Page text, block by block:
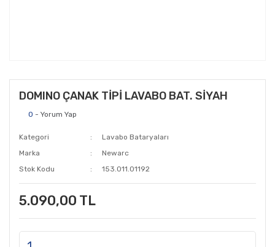
DOMINO ÇANAK TİPİ LAVABO BAT. SİYAH
0 - Yorum Yap
Kategori
Lavabo Bataryaları
Marka
Newarc
Stok Kodu
153.011.01192
5.090,00 TL